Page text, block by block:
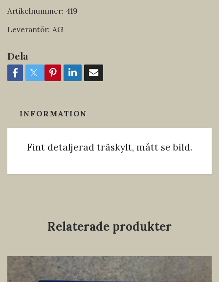
Artikelnummer: 419
Leverantör: AG
Dela
INFORMATION
Fint detaljerad träskylt, mått se bild.